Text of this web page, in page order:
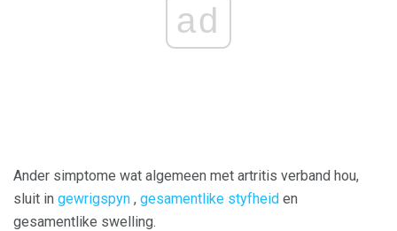
ad
Ander simptome wat algemeen met artritis verband hou,
sluit in gewrigspyn , gesamentlike styfheid en
gesamentlike swelling.